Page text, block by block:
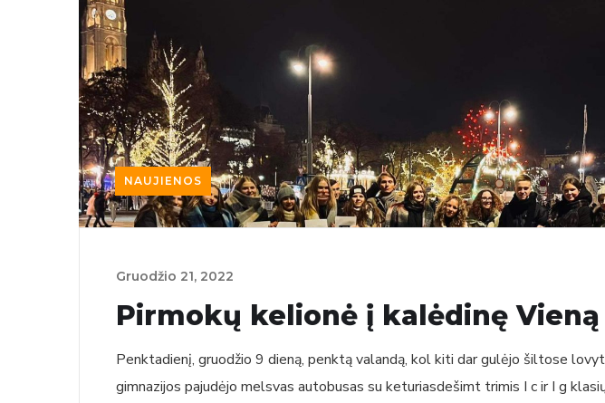
NAUJIENOS
Gruodžio‏‏‎ ‎21‎‎‏‏‎, 2022
Pirmokų kelionė į kalėdinę Vieną
Penktadienį, gruodžio 9 dieną, penktą valandą, kol kiti dar gulėjo šiltose
gimnazijos pajudėjo melsvas autobusas su keturiasdešimt trimis I c ir I g